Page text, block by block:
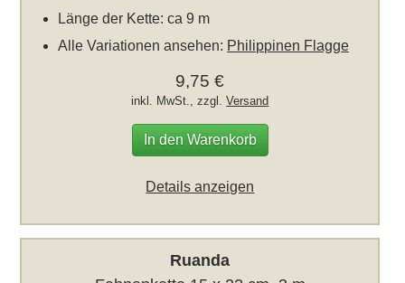
Länge der Kette: ca 9 m
Alle Variationen ansehen: Philippinen Flagge
9,75 €
inkl. MwSt., zzgl.Versand
In den Warenkorb
Details anzeigen
Ruanda